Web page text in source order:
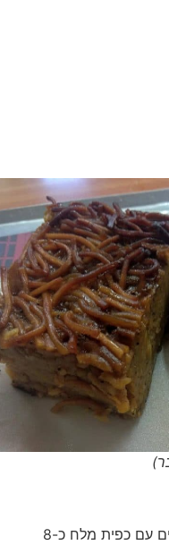
בשלו את הפסטה במים רותחים עם כפית מלח כ-8